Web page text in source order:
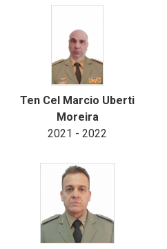
Ten Cel Marcio Uberti
Moreira
2021 - 2022